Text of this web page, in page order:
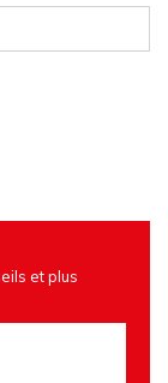
et plus